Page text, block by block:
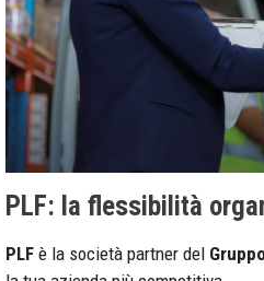
PLF: la flessibilità
PLF è la società partner del